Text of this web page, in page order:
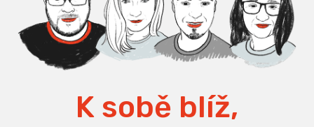
K sobě blíž,